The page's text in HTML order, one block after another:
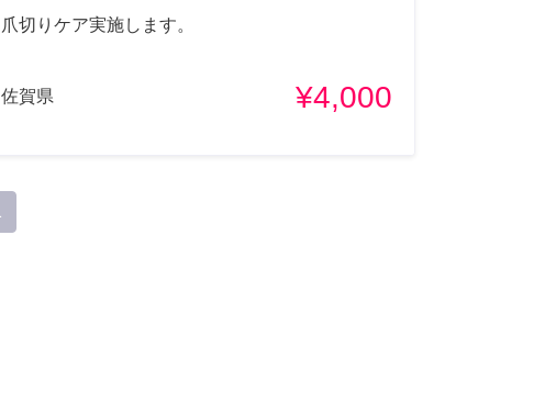
爪切りケア実施します。
佐賀県 ¥4,000